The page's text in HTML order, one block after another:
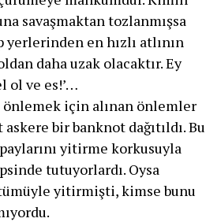
savaşmak­tan tozlanmışsa
yerlerinden en hız­lı atlının
daha uzak olacaktır. Ey
ol ve es!’…
önlemek için alınan önlemler
bir banknot dağıtıl­dı. Bu
yitirme korkusuyla
tutuyorlardı. Oysa
yitirmişti, kimse bunu